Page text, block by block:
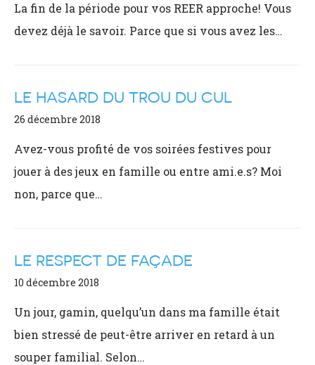
La fin de la période pour vos REER approche! Vous
devez déjà le savoir. Parce que si vous avez les…
LE HASARD DU TROU DU CUL
26 décembre 2018
Avez-vous profité de vos soirées festives pour
jouer à des jeux en famille ou entre ami.e.s? Moi
non, parce que…
LE RESPECT DE FAÇADE
10 décembre 2018
Un jour, gamin, quelqu’un dans ma famille était
bien stressé de peut-être arriver en retard à un
souper familial. Selon…